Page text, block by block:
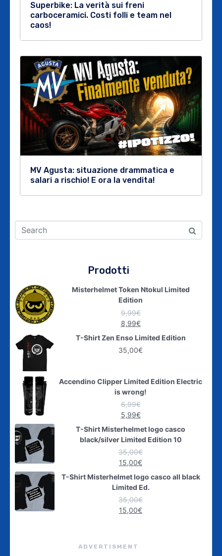
Superbike: La verità sui freni
carboceramici. Costi folli e team nel
caos!
MV Agusta: situazione drammatica e
salari a rischio! E ora la vendita!
Prodotti
Misterhelmet Token Ntokul Limited
Edition
9,99€
8,99€
T-Shirt Zen Enso Limited Edition
35,00€
Accendino Clipper Limited Edition Electric
is wrong!
6,99€
5,99€
T-Shirt Misterhelmet logo casco
black/silver Limited Edition 10
35,00€
15,00€
T-Shirt Misterhelmet logo casco all black
Limited Ed.
35,00€
15,00€
ADVERTISMENT